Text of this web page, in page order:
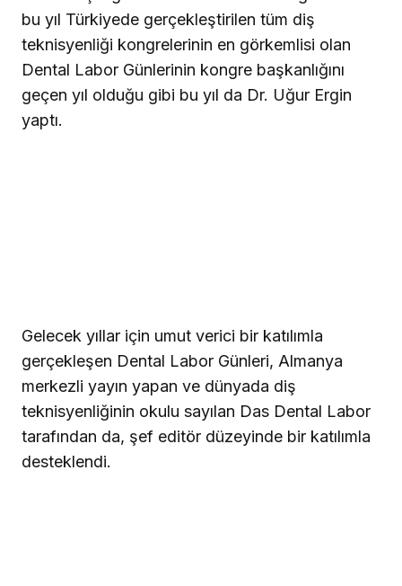
bu yıl Türkiyede gerçekleştirilen tüm diş
teknisyenliği kongrelerinin en görkemlisi olan
Dental Labor Günlerinin kongre başkanlığını
geçen yıl olduğu gibi bu yıl da Dr. Uğur Ergin
yaptı.
Gelecek yıllar için umut verici bir katılımla
gerçekleşen Dental Labor Günleri, Almanya
merkezli yayın yapan ve dünyada diş
teknisyenliğinin okulu sayılan Das Dental Labor
tarafından da, şef editör düzeyinde bir katılımla
desteklendi.